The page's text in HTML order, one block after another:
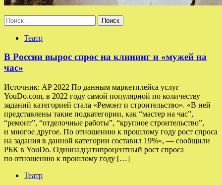
Найти:
Театр
В России вырос спрос на клининг и «мужей на
час»
Источник: AP 2022 По данным маркетплейса услуг
YouDo.com, в 2022 году самой популярной по количеству
заданий категорией стала «Ремонт и строительство». «В ней
представлены такие подкатегории, как “мастер на час”,
“ремонт”, “отделочные работы”, “крупное строительство”,
и многое другое. По отношению к прошлому году рост спроса
на задания в данной категории составил 19%», — сообщили
РБК в YouDo. Одиннадцатипроцентный рост спроса
по отношению к прошлому году […]
Театр